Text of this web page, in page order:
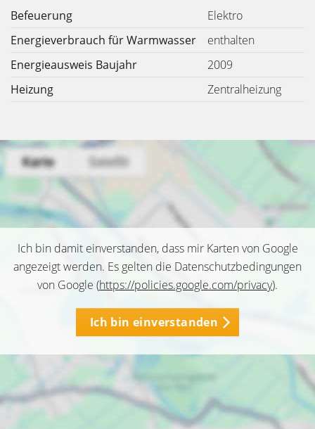
Befeuerung
Elektro
Energieverbrauch für Warmwasser
enthalten
Energieausweis Baujahr
2009
Heizung
Zentralheizung
Ich bin damit einverstanden, dass mir Karten von Google
angezeigt werden. Es gelten die Datenschutzbedingungen
von Google (https://policies.google.com/privacy).
Ich bin einverstanden